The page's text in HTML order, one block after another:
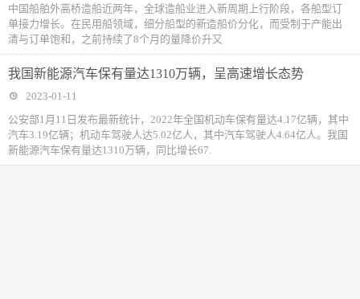
中国船舶外高桥造船近两年，全球造船业进入新周期上行阶段，各船型订
单接力增长。在民用船领域，细分船型的新造船价分化，而受制于产能出
清与订单饱和，之前持续了8个月的量降价升又
我国新能源汽车保有量达1310万辆，呈高速增长态势
2023-01-11
公安部1月11日发布最新统计，2022年全国机动车保有量达4.17亿辆，其中
汽车3.19亿辆；机动车驾驶人达5.02亿人，其中汽车驾驶人4.64亿人。我国
新能源汽车保有量达1310万辆，同比增长67.